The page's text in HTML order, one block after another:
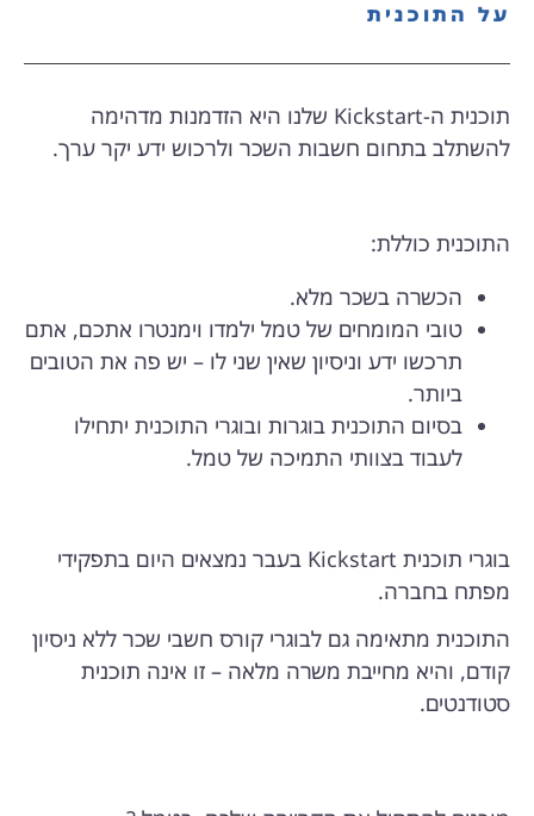
על התוכנית
תוכנית ה-Kickstart שלנו היא הזדמנות מדהימה
להשתלב בתחום חשבות השכר ולרכוש ידע יקר ערך.
התוכנית כוללת:
הכשרה בשכר מלא.
טובי המומחים של טמל ילמדו וימנטרו אתכם, אתם
תרכשו ידע וניסיון שאין שני לו – יש פה את הטובים
ביותר.
בסיום התוכנית בוגרות ובוגרי התוכנית יתחילו
לעבוד בצוותי התמיכה של טמל.
בוגרי תוכנית Kickstart בעבר נמצאים היום בתפקידי
מפתח בחברה.
התוכנית מתאימה גם לבוגרי קורס חשבי שכר ללא ניסיון
קודם, והיא מחייבת משרה מלאה – זו אינה תוכנית
סטודנטים.